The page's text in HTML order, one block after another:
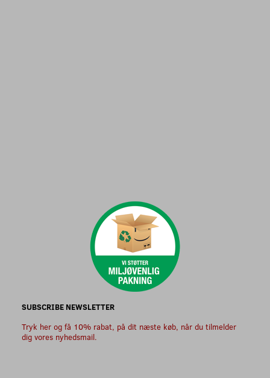
SUBSCRIBE NEWSLETTER
Tryk her og få 10% rabat, på dit næste køb, når du tilmelder
dig vores nyhedsmail.